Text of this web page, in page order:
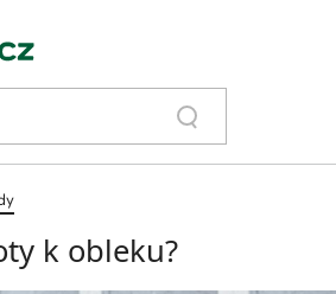
k obleku?